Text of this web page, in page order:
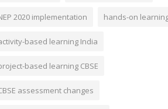
2020 implementation hands-on learning
based learning India
based learning CBSE
assessment changes